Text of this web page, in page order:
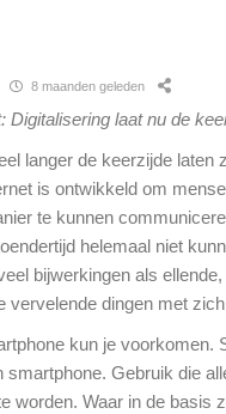
8 maanden geleden
Digitalisering laat nu de
langer de keerzijde laten
is ontwikkeld om
te kunnen
helemaal niet
bijwerkingen als
vervelende dingen met
kun je voorkomen.
smartphone. Gebruik die
worden. Waar in de basis